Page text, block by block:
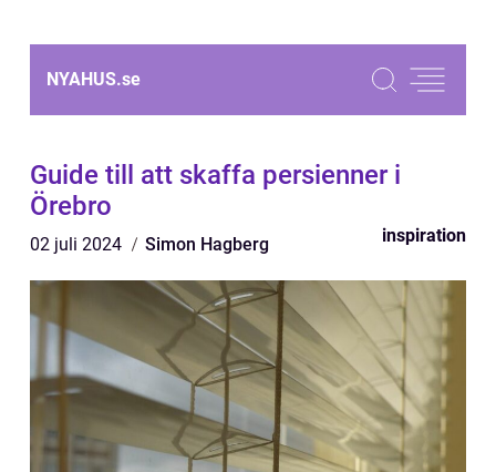
NYAHUS.se
Guide till att skaffa persienner i
Örebro
02 juli 2024 Simon Hagberg inspiration